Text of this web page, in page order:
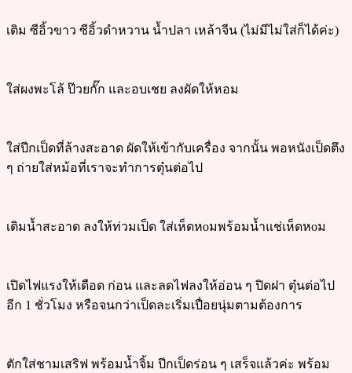
เติม ซีอิ้วขาว ซีอิ้วดำหวาน น้ำปลา เหล้าจีน (ไม่มีไม่ใส่ก็ได้ค่ะ)
ใส่ผงพะโล้ ป๊วยกั๊ก และอบเชย ลงผัดให้หอม
ใส่ปีกเป็ดที่ล้างสะอาด ผัดให้เข้ากับเครื่อง จากนั้น พอหนังเป็ดตึง
ๆ ถ่ายใส่หม้อที่เราจะทำการตุ๋นต่อไป
เติมน้ำสะอาด ลงให้ท่วมเป็ด ใส่เห็ดหoมพร้อมน้ำแช่เห็ดหoม
เปิดไฟแรงให้เดือด ก่อน และลดไฟลงให้อ่อน ๆ ปิดฝา ตุ๋นต่อไป
อีก 1 ชั่วโมง หรือจนกว่าเป็ดละเริ่มเปื่อยนุ่มตามต้องการ
ตักใส่ชามเสริฟ พร้อมน้ำจิ้ม ปีกเป็ดร่อน ๆ เสร็จแล้วค่ะ พร้อม